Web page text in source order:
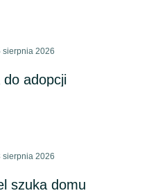
sierpnia 2026
adopcji
sierpnia 2026
szuka domu